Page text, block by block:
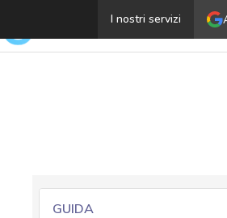
I nostri servizi
Phishing PayPal, ecco la
GUIDA